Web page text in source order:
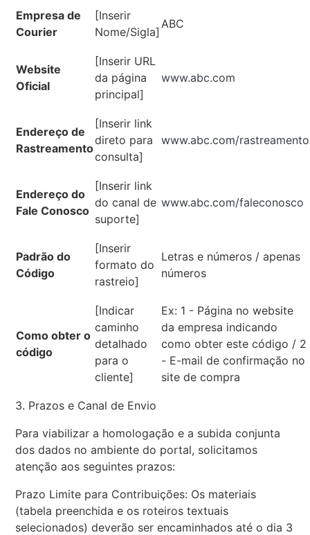
Empresa de
Courier
[Inserir
Nome/Sigla]
ABC
Website
Oficial
[Inserir URL
da página
principal]
www.abc.com
Endereço de
Rastreamento
[Inserir link
direto para
consulta]
www.abc.com/rastreamento
Endereço do
Fale Conosco
[Inserir link
do canal de
suporte]
www.abc.com/faleconosco
Padrão do
Código
[Inserir
formato do
rastreio]
Letras e números / apenas
números
Como obter o
código
[Indicar
caminho
detalhado
para o
cliente]
Ex: 1 - Página no website
da empresa indicando
como obter este código / 2
- E-mail de confirmação no
site de compra
3. Prazos e Canal de Envio
Para viabilizar a homologação e a subida conjunta
dos dados no ambiente do portal, solicitamos
atenção aos seguintes prazos:
Prazo Limite para Contribuições: Os materiais
(tabela preenchida e os roteiros textuais
selecionados) deverão ser encaminhados até o dia 3